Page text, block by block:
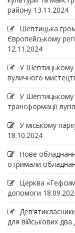
району 13.11.2024
Шептицька
Європейському
12.11.2024
У Шептицькому
вуличного
У Шептицькому
трансформації
У міському
18.10.2024
Нове
отримали
Церква
допомоги
для військових два